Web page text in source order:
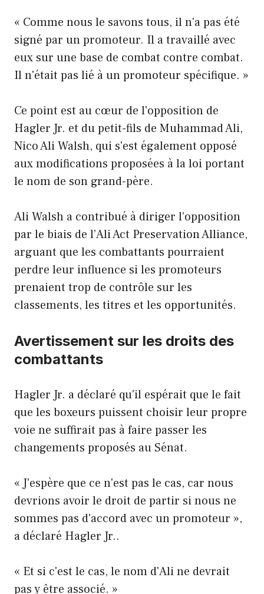
« Comme nous le savons tous, il n'a pas été
signé par un promoteur. Il a travaillé avec
eux sur une base de combat contre combat.
Il n'était pas lié à un promoteur spécifique. »
Ce point est au cœur de l'opposition de
Hagler Jr. et du petit-fils de Muhammad Ali,
Nico Ali Walsh, qui s'est également opposé
aux modifications proposées à la loi portant
le nom de son grand-père.
Ali Walsh a contribué à diriger l’opposition
par le biais de l’Ali Act Preservation Alliance,
arguant que les combattants pourraient
perdre leur influence si les promoteurs
prenaient trop de contrôle sur les
classements, les titres et les opportunités.
Avertissement sur les droits des
combattants
Hagler Jr. a déclaré qu'il espérait que le fait
que les boxeurs puissent choisir leur propre
voie ne suffirait pas à faire passer les
changements proposés au Sénat.
« J'espère que ce n'est pas le cas, car nous
devrions avoir le droit de partir si nous ne
sommes pas d'accord avec un promoteur »,
a déclaré Hagler Jr..
« Et si c'est le cas, le nom d'Ali ne devrait
pas y être associé. »